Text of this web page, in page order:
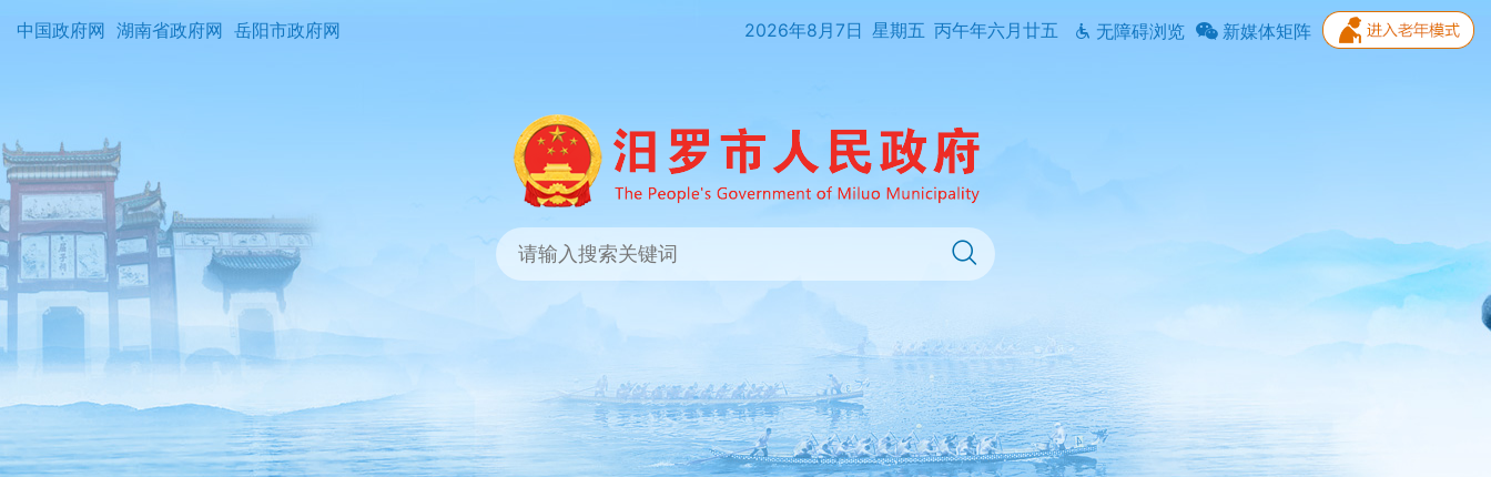
中国政府网 湖南省政府网 岳阳市政府网 2026年8月7日 星期五 丙午年六月廿五 无障碍浏览 新媒体矩阵